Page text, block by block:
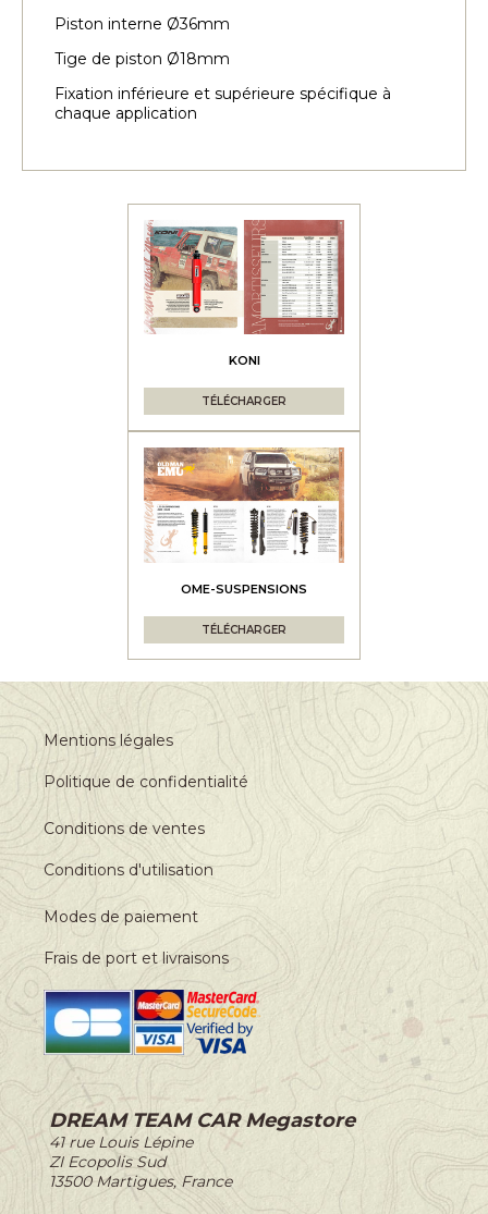
Piston interne Ø36mm
Tige de piston Ø18mm
Fixation inférieure et supérieure spécifique à
chaque application
KONI
TÉLÉCHARGER
OME-SUSPENSIONS
TÉLÉCHARGER
Mentions légales
Politique de confidentialité
Conditions de ventes
Conditions d'utilisation
Modes de paiement
Frais de port et livraisons
DREAM TEAM CAR Megastore
-41 rue Louis Lépine
-
ZI Ecopolis Sud
-13500 Martigues, France